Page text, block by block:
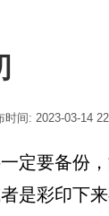
时间: 2023-03-14
定要备份
是彩印下